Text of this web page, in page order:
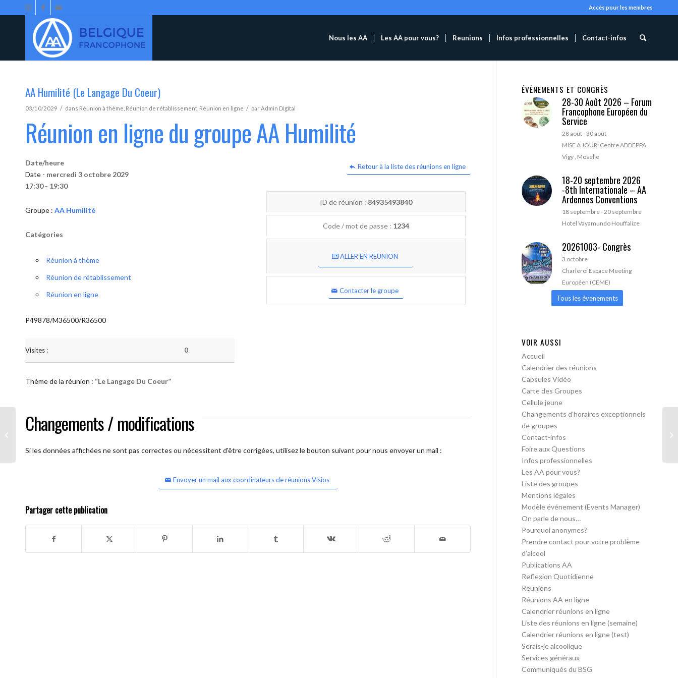
Accès pour les membres
Nous les AA Les AA pour vous? Reunions Infos professionnelles Contact-infos
AA Humilité (Le Langage Du Coeur)
03/10/2029 / dans Réunion à thème Réunion de rétablissement Réunion en ligne / parAdmin Digital
Réunion en ligne du groupe AA Humilité
Retour à la liste des réunions en ligne
Date/heure
Date - mercredi 3 octobre 2029
17:30 - 19:30
Groupe : AA Humilité
Catégories
Réunion à thème
Réunion de rétablissement
Réunion en ligne
P49878/M36500/R36500
Visites : 0
ID de réunion : 84935493840
Code / mot de passe : 1234
ALLER EN REUNION
Contacter le groupe
Thème de la réunion : “Le Langage Du Coeur”
Changements / modifications
Si les données affichées ne sont pas correctes ou nécessitent d'être corrigées, utilisez le bouton suivant pour nous envoyer un mail :
Envoyer un mail aux coordinateurs de réunions Visios
Partager cette publication
ÉVÈNEMENTS ET CONGRÈS
28-30 Août 2026 – Forum
Francophone Européen du
Service
28 août-30 août
MISE A JOUR: Centre ADDEPPA,
Vigy , Moselle
18-20 septembre 2026
-8th Internationale – AA
Ardennes Conventions
18 septembre-20 septembre
Hotel Vayamundo Houffalize
20261003- Congrès
3 octobre
Charleroi Espace Meeting
Européen (CEME)
Tous les évenements
VOIR AUSSI
Accueil
Calendrier des réunions
Capsules Vidéo
Carte des Groupes
Cellule jeune
Changements d’horaires exceptionnels
de groupes
Contact-infos
Foire aux Questions
Infos professionnelles
Les AA pour vous?
Liste des groupes
Mentions légales
Modèle événement (Events Manager)
On parle de nous…
Pourquoi anonymes?
Prendre contact pour votre problème
d’alcool
Publications AA
Reflexion Quotidienne
Reunions
Réunions AA en ligne
Calendrier réunions en ligne
Liste des réunions en ligne (semaine)
Calendrier réunions en ligne (test)
Serais-je alcoolique
Services généraux
Communiqués du BSG
AA Humilité (Le Langage Du Coeur)